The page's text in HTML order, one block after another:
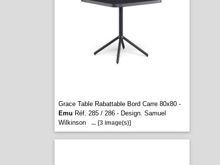
Grace Table Rabattable Bord Carre 80x80 -
Emu Réf. 285 / 286 - Design. Samuel
Wilkinson
... [3 image(s)]